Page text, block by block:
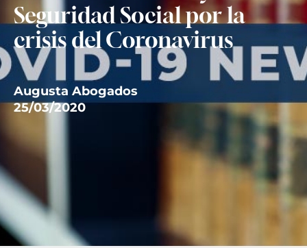
Seguridad Social por la
crisis del Coronavirus
Augusta Abogados
25/03/2020